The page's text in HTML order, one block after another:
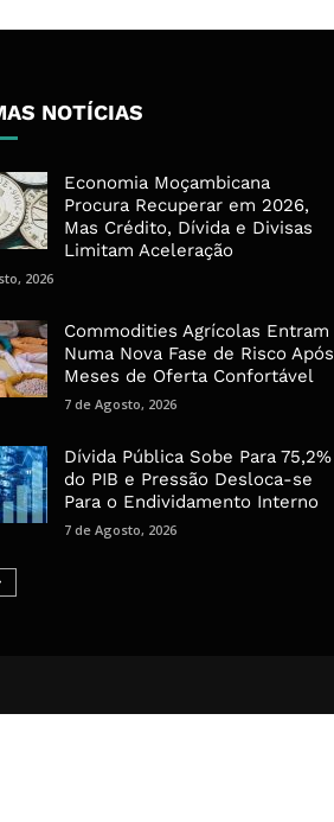
NOTÍCIAS
Economia Moçambicana
Procura Recuperar em 2026,
Mas Crédito, Dívida e Divisas
Limitam Aceleração
2026
Commodities Agrícolas Entram
Numa Nova Fase de Risco Após
Meses de Oferta Confortável
7 de Agosto, 2026
Dívida Pública Sobe Para 75,2%
do PIB e Pressão Desloca-se
Para o Endividamento Interno
7 de Agosto, 2026